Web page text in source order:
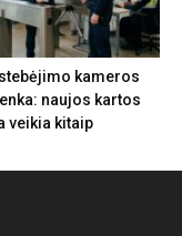
kameros
naujos kartos
veikia kitaip